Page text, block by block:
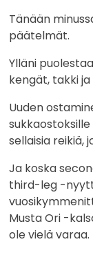
Tänään
päätelmät.
Ylläni
kengät, takki
Uuden
sellaisia reikiä,
Ja koska
third-leg -
Musta Ori -
ole vielä varaa.